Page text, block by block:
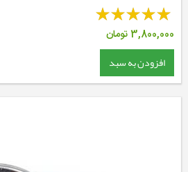
3,800,000تومان
افزودن به سبد